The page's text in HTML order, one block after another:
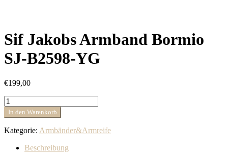
Sif Jakobs Armband Bormio
SJ-B2598-YG
€199,00
Sif
Jakobs
Armband
Bormio
B2598-
In den Warenkorb
Kategorie: Armbänder&Armreife
Beschreibung